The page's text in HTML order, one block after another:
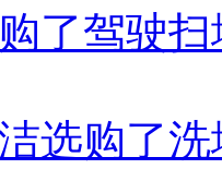
了驾驶
选购了